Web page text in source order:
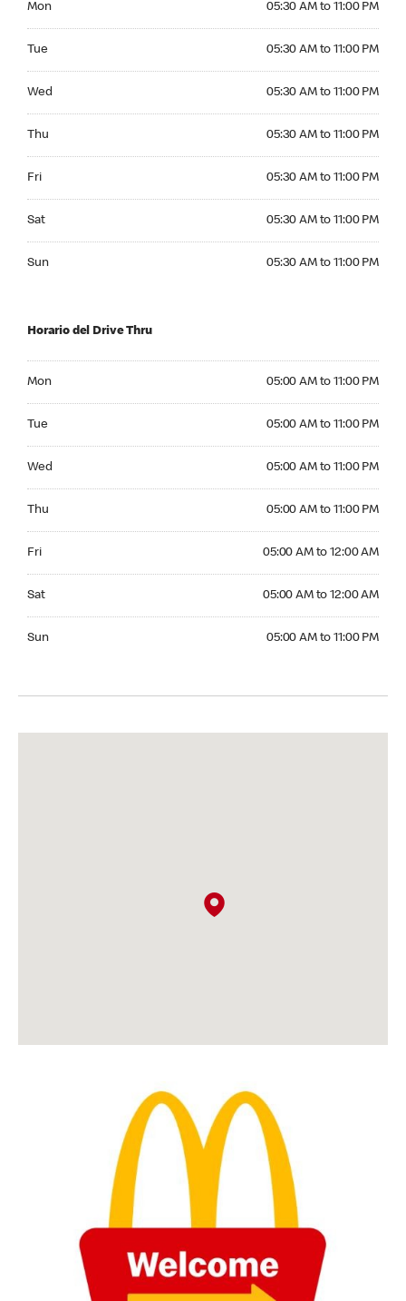
Mon 05:30 AM to 11:00 PM
Tue 05:30 AM to 11:00 PM
Wed 05:30 AM to 11:00 PM
Thu 05:30 AM to 11:00 PM
Fri 05:30 AM to 11:00 PM
Sat 05:30 AM to 11:00 PM
Sun 05:30 AM to 11:00 PM
Horario del Drive Thru
Mon 05:00 AM to 11:00 PM
Tue 05:00 AM to 11:00 PM
Wed 05:00 AM to 11:00 PM
Thu 05:00 AM to 11:00 PM
Fri 05:00 AM to 12:00 AM
Sat 05:00 AM to 12:00 AM
Sun 05:00 AM to 11:00 PM